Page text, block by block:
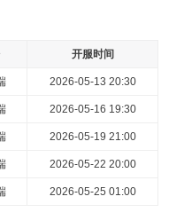
开服时间
2026-05-13 20:30
2026-05-16 19:30
2026-05-19 21:00
2026-05-22 20:00
2026-05-25 01:00